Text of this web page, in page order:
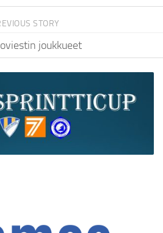
STORY
joukkueet